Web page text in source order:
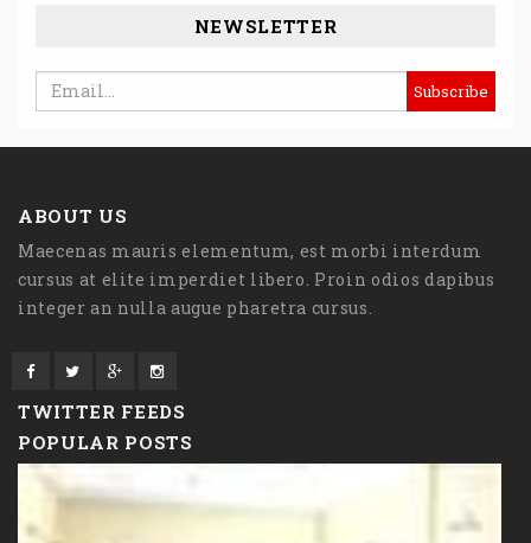
NEWSLETTER
ABOUT US
Maecenas mauris elementum, est morbi interdum
cursus at elite imperdiet libero. Proin odios dapibus
integer an nulla augue pharetra cursus.
TWITTER FEEDS
POPULAR POSTS